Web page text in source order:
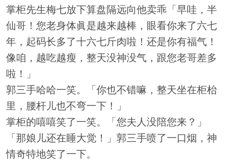
掌柜先生梅七放下算盘隔远向他卖乖「早哇，半
仙哥！您老身体眞是越来越棒，眼看你来了六七
年，起码长多了十六七斤肉啦！还是你有福气！
像咱，越吃越瘦，整天没神没气，跟您老哥差多
啦！」
郭三手哈哈一笑。「你也不错嘛，整天坐在柜枱
里，腰杆儿也不弯一下！」
掌柜的嘻嘻笑了一笑。「您夫人没陪您来？」
「那娘儿还在睡大觉！」郭三手喷了一口烟，神
情奇特地笑了一下。